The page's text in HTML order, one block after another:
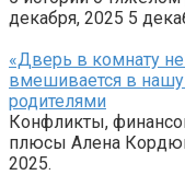
декабря, 2025 5
«Дверь в комнату
вмешивается в
родителями
Конфликты,
плюсы Алена
2025.